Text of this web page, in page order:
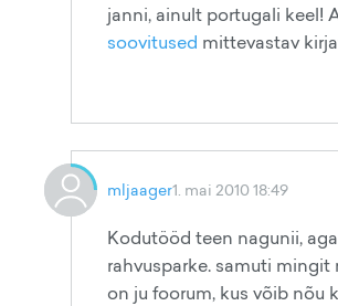
janni, ainult portugali keel!
soovitused mittevastav
mljaager1. mai 2010 18:49
Kodutööd teen nagunii,
rahvusparke. samuti mingit
on ju foorum, kus võib nõu